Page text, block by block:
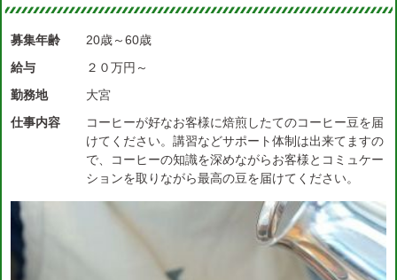
募集年齢
20歳～60歳
給与
２０万円～
勤務地
大宮
仕事内容
コーヒーが好なお客様に焙煎したてのコーヒー豆を届
けてください。講習などサポート体制は出来てますの
で、コーヒーの知識を深めながらお客様とコミュケー
ションを取りながら最高の豆を届けてください。